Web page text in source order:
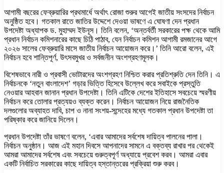
আগামী বছরের ফেব্রুয়ারির প্রথমার্ধে অর্থাৎ রোজা শুরুর আগেই জাতীয় সংসদের নির্বাচন
অনুষ্ঠিত হবে। গতকাল রাতে জাতির উদ্দেশে দেওয়া ভাষণে এ ঘোষণা দেন প্রধান
উপদেষ্টা অধ্যাপক ড. মুহাম্মদ ইউনূস। তিনি বলেন, ‘অন্তর্বর্তী সরকারের পক্ষ থেকে আমি
প্রধান নির্বাচন কমিশনারের কাছে চিঠি পাঠাব, যেন নির্বাচন কমিশন আগামী রমজানের আগে
২০২৬ সালের ফেব্রুয়ারি মাসে জাতীয় নির্বাচন আয়োজন করে।’ তিনি আরো বলেন, এই
নির্বাচন হবে শান্তিপূর্ণ, উৎসবমুখর ও সর্বজনীন অংশগ্রহণমূলক।
বিশেষভাবে নারী ও প্রবাসী ভোটারদের অংশগ্রহণ নিশ্চিত করার প্রতিশ্রুতি দেন তিনি। এ
নির্বাচনকে ‘নতুন বাংলাদেশ’ গড়ার ভিত্তি হিসেবে উল্লেখ করে সবাইকে প্রস্তুতি
নেওয়ার আহবান জানান প্রধান উপদেষ্টা। তিনি এটিকে দেশের ইতিহাসে সবচেয়ে স্মরণীয়
নির্বাচন করে তোলার প্রত্যয়ও ব্যক্ত করেন। নির্বাচন আয়োজন নিয়ে রাজনৈতিক
দলগুলোর অব্যাহত দাবি, চাপ ও নানা সংশয়-সন্দেহের মধ্যে গতকাল প্রধান উপদেষ্টা তা
পরিষ্কার করে জানিয়ে দিলেন।
প্রধান উপদেষ্টা তাঁর ভাষণে বলেন, ‘এবার আমাদের সর্বশেষ দায়িত্ব পালনের পালা।
নির্বাচন অনুষ্ঠান। আজ এই মহান দিবসে আপনাদের সামনে এ বক্তব্য রাখার পর থেকেই
আমরা আমাদের সর্বশেষ এবং সবচেয়ে গুরুত্বপূর্ণ অধ্যায়ে প্রবেশ করব। আমরা এবার
একটি নির্বাচিত সরকারের কাছে দায়িত্ব হস্তান্তরের প্রক্রিয়া শুরু করব।